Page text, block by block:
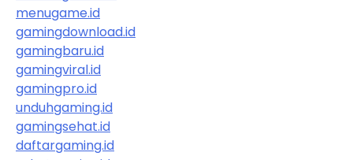
menugame.id
gamingdownload.id
gamingbaru.id
gamingviral.id
gamingpro.id
unduhgaming.id
gamingsehat.id
daftargaming.id